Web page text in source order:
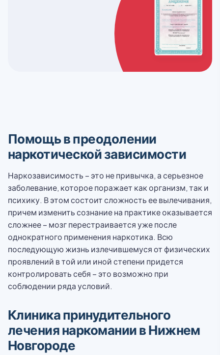
Помощь в преодолении
наркотической зависимости
Наркозависимость – это не привычка, а серьезное
заболевание, которое поражает как организм, так и
психику. В этом состоит сложность ее вылечивания,
причем изменить сознание на практике оказывается
сложнее – мозг перестраивается уже после
однократного применения наркотика. Всю
последующую жизнь излечившемуся от физических
проявлений в той или иной степени придется
контролировать себя – это возможно при
соблюдении ряда условий.
Клиника принудительного
лечения наркомании в Нижнем
Новгороде